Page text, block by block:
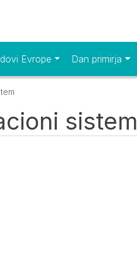
Evrope Dan primirja
sistem